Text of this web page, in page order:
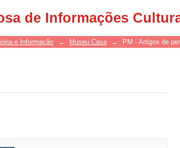
de Informações
e Informação → Museu Casa → PM - Artigos de